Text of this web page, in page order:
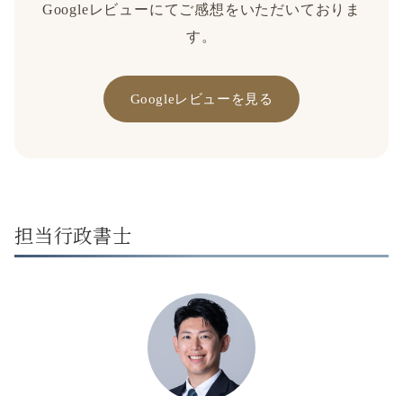
Googleレビューにてご感想をいただいておりま
す。
Googleレビューを見る
担当行政書士